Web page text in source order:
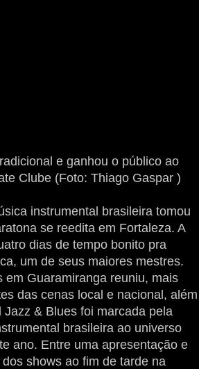
e ganhou o público ao
Clube (Foto: Thiago Gaspar )
instrumental brasileira tomou
se reedita em Fortaleza. A
dias de tempo bonito pra
um de seus maiores mestres.
em Guaramiranga reuniu, mais
das cenas local e nacional, além
& Blues foi marcada pela
brasileira ao universo
ano. Entre uma apresentação e
shows ao fim de tarde na